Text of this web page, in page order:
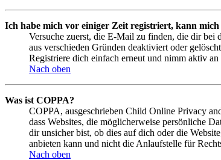
Ich habe mich vor einiger Zeit registriert, kann
Versuche zuerst, die E-Mail zu finden, die dir bei
aus verschieden Gründen deaktiviert oder
Registriere dich einfach erneut und nimm aktiv
Nach oben
Was ist COPPA?
COPPA, ausgeschrieben Child Online Privacy
dass Websites, die möglicherweise persönliche
dir unsicher bist, ob dies auf dich oder die
anbieten kann und nicht die Anlaufstelle für
Nach oben